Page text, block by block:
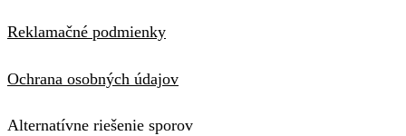
Reklamačné podmienky
Ochrana osobných údajov
Alternatívne riešenie sporov